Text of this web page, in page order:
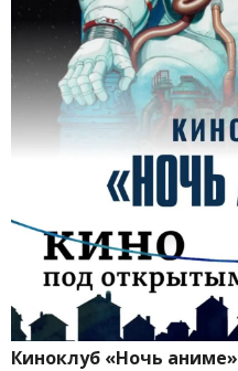
Киноклуб «Ночь аниме»